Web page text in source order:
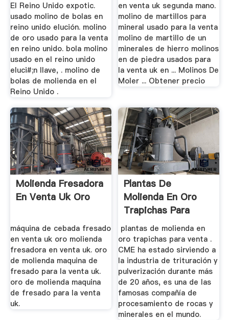
El Reino Unido expotic.
usado molino de bolas en
reino unido elución. molino
de oro usado para la venta
en reino unido. bola molino
usado en el reino unido
eluci#;n llave, . molino de
bolas de molienda en el
Reino Unido .
en venta uk segunda mano.
molino de martillos para
mineral usado para la venta
molino de martillo de un
minerales de hierro molinos
en de piedra usados para
la venta uk en ... Molinos De
Moler ... Obtener precio
Molienda Fresadora
En Venta Uk Oro
máquina de cebada fresado
en venta uk oro molienda
fresadora en venta uk. oro
de molienda maquina de
fresado para la venta uk.
oro de molienda maquina
de fresado para la venta
uk.
Plantas De
Molienda En Oro
Trapichas Para
Venta
plantas de molienda en
oro trapichas para venta .
CME ha estado sirviendo a
la industria de trituración y
pulverización durante más
de 20 años, es una de las
famosas compañía de
procesamiento de rocas y
minerales en el mundo.